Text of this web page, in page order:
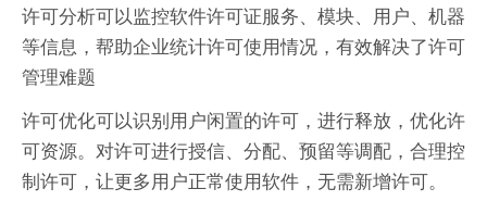
许可分析可以监控软件许可证服务、模块、用户、机器
等信息，帮助企业统计许可使用情况，有效解决了许可
管理难题
许可优化可以识别用户闲置的许可，进行释放，优化许
可资源。对许可进行授信、分配、预留等调配，合理控
制许可，让更多用户正常使用软件，无需新增许可。